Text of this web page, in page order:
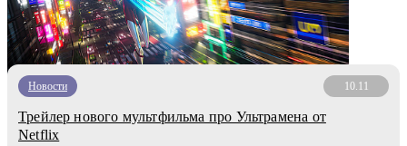
Новости 10.11
Трейлер нового мультфильма про Ультрамена от
Netflix